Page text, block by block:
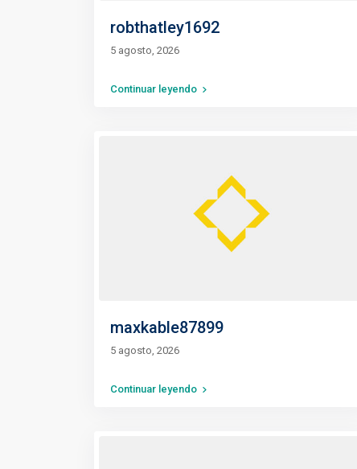
robthatley1692
5 agosto, 2026
Continuar leyendo
maxkable87899
5 agosto, 2026
Continuar leyendo